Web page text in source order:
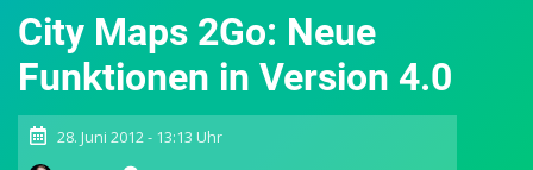
City Maps 2Go: Neue
Funktionen in Version 4.0
28. Juni 2012 - 13:13 Uhr